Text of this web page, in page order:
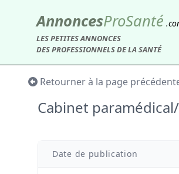
AnnoncesProSanté
LES PETITES ANNONCES
DES PROFESSIONNELS DE LA SANTÉ
Retourner à la page
Cabinet
Date de publication